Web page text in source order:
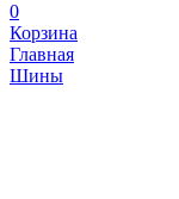
0
Корзина
Главная
Шины